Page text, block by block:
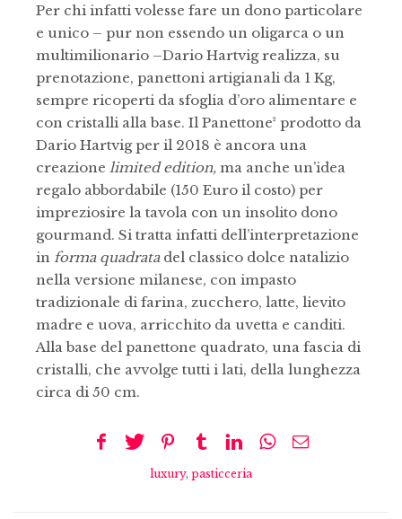
Per chi infatti volesse fare un dono particolare
e unico – pur non essendo un oligarca o un
multimilionario –Dario Hartvig realizza, su
prenotazione, panettoni artigianali da 1 Kg,
sempre ricoperti da sfoglia d’oro alimentare e
con cristalli alla base. Il Panettone² prodotto da
Dario Hartvig per il 2018 è ancora una
creazione limited edition, ma anche un’idea
regalo abbordabile (150 Euro il costo) per
impreziosire la tavola con un insolito dono
gourmand. Si tratta infatti dell’interpretazione
in forma quadratadel classico dolce natalizio
nella versione milanese, con impasto
tradizionale di farina, zucchero, latte, lievito
madre e uova, arricchito da uvetta e canditi.
Alla base del panettone quadrato, una fascia di
cristalli, che avvolge tutti i lati, della lunghezza
circa di 50 cm.
luxury, pasticceria